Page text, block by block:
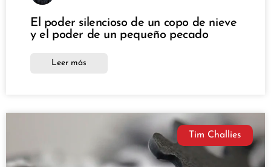
El poder silencioso de un copo de nieve
y el poder de un pequeño pecado
Leer más
Tim Challies